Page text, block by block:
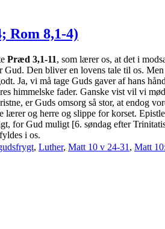
Rom 8,1-4)
Præd 3,1-11, som lærer os, at det i
Den bliver en lovens tale til os.
Ja, vi må tage Guds gaver af hans
himmelske fader. Ganske vist vil vi
er Guds omsorg så stor, at endog
lærer og herre og slippe for korset.
for Gud muligt [6. søndag efter
i os.
, Luther, Matt 10 v 24-31 , Matt